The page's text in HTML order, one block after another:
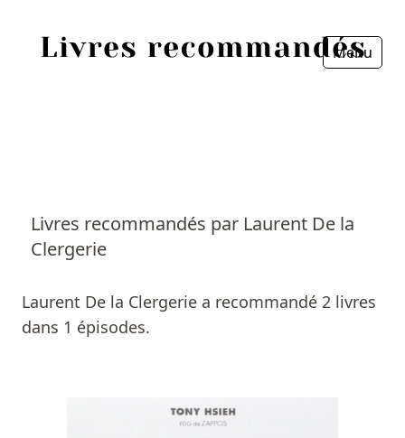
Menu
Livres recommandés par Laurent De la
Clergerie
Laurent De la Clergerie a recommandé 2 livres
dans 1 épisodes.
Personnes
Livres
Fermer